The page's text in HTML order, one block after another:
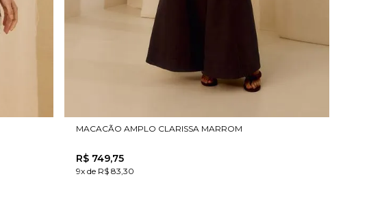
MACACÃO AMPLO CLARISSA MARROM
R$ 749,75
9x de R$ 83,30